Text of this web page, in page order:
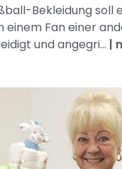
Bekleidung soll
einem Fan einer
und angegri... |